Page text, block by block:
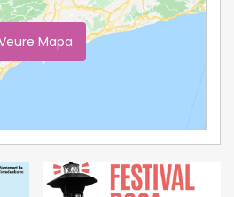
Mapa